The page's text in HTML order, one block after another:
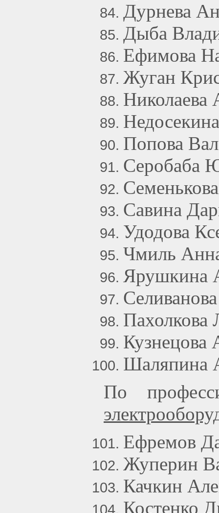
Дурнева
Дыба
Ефимова
Жуган
Николаева
Попова
Серобаба
Савина
Удодова
Чмиль
Ярушкина
Пахолкова
Кузнецова
Шаляпина
По
Ефремов
Жуперин
Качкин
Костенко